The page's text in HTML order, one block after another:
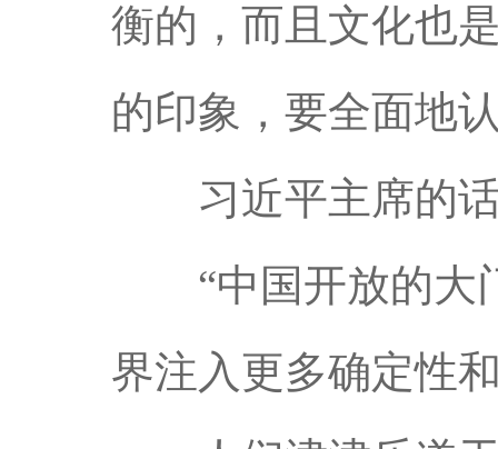
衡的，而且文化也
的印象，要全面地
习近平主席的话
“中国开放的大
界注入更多确定性